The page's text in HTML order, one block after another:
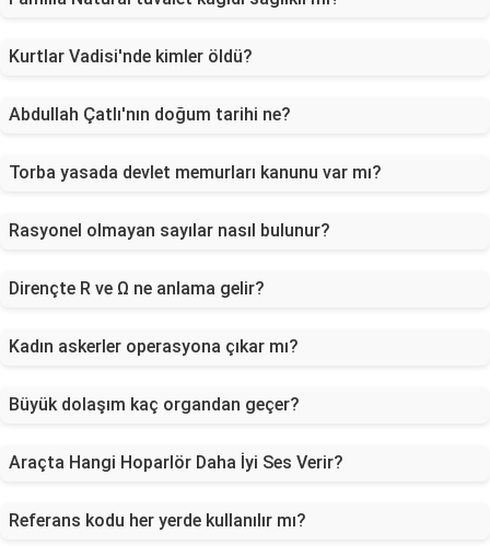
Kurtlar Vadisi'nde kimler öldü?
Abdullah Çatlı'nın doğum tarihi ne?
Torba yasada devlet memurları kanunu var mı?
Rasyonel olmayan sayılar nasıl bulunur?
Dirençte R ve Ω ne anlama gelir?
Kadın askerler operasyona çıkar mı?
Büyük dolaşım kaç organdan geçer?
Araçta Hangi Hoparlör Daha İyi Ses Verir?
Referans kodu her yerde kullanılır mı?